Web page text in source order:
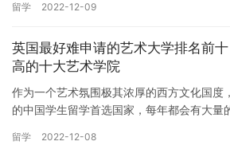
最快的…
留学 2022-12-09
英国最好难申请的艺术大学排名前
高的十大艺术学院
作为一个艺术氛围极其浓厚的西方文化国度
的中国学生留学首选国家，每年都会有大量
呢？现…
留学 2022-12-08